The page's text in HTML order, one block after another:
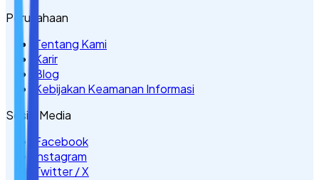
Perusahaan
Tentang Kami
Karir
Blog
Kebijakan Keamanan Informasi
Sosial Media
Facebook
Instagram
Twitter / X